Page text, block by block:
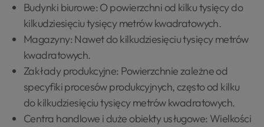
Budynki biurowe: O powierzchni od kilku tysięcy do
kilkudziesięciu tysięcy metrów kwadratowych.
Magazyny: Nawet do kilkudziesięciu tysięcy metrów
kwadratowych.
Zakłady produkcyjne: Powierzchnie zależne od
specyfiki procesów produkcyjnych, często od kilku
do kilkudziesięciu tysięcy metrów kwadratowych.
Centra handlowe i duże obiekty usługowe: Wielkości